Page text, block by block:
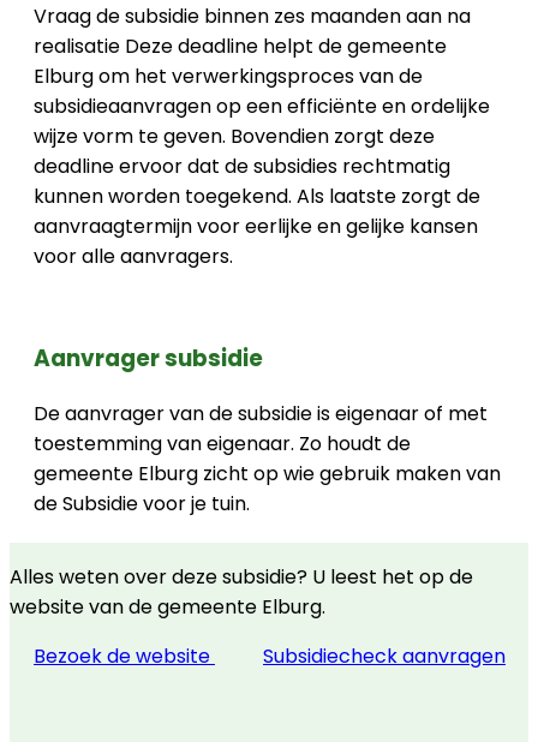
Vraag de subsidie binnen zes maanden aan na
realisatie Deze deadline helpt de gemeente
Elburg om het verwerkingsproces van de
subsidieaanvragen op een efficiënte en ordelijke
wijze vorm te geven. Bovendien zorgt deze
deadline ervoor dat de subsidies rechtmatig
kunnen worden toegekend. Als laatste zorgt de
aanvraagtermijn voor eerlijke en gelijke kansen
voor alle aanvragers.
Aanvrager subsidie
De aanvrager van de subsidie is eigenaar of met
toestemming van eigenaar. Zo houdt de
gemeente Elburg zicht op wie gebruik maken van
de Subsidie voor je tuin.
Alles weten over deze subsidie? U leest het op de
website van de gemeente Elburg.
Bezoek de website
Subsidiecheck aanvragen